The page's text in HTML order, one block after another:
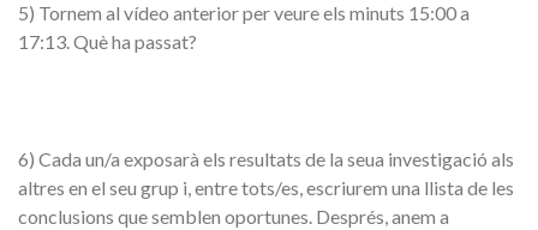
5) Tornem al vídeo anterior per veure els minuts 15:00 a
17:13. Què ha passat?
6) Cada un/a exposarà els resultats de la seua investigació als
altres en el seu grup i, entre tots/es, escriurem una llista de les
conclusions que semblen oportunes. Després, anem a